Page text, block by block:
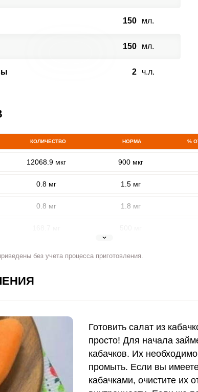
150 мл.
150 мл.
2 ч.л.
КОЛИЧЕСТВО НОРМА %
12068.9 мкг 900 мкг
0.8 мг 1.5 мг
0.8 мг 1.8 мг
0
212.2 мкг 90 мкг
0
5 мг 15 мг
без учета процесса приготовления.
Готовить салат из
просто! Для начала
кабачков. Их
промыть. Если вы
кабачками, очистите их
с помощью